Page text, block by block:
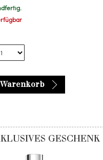
GESCHENK